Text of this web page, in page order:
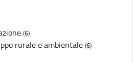
(6)
rurale e ambientale (6)